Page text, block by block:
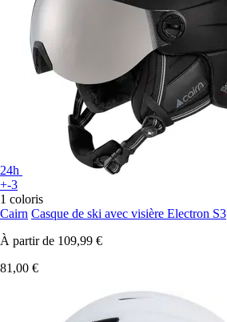
24h
+-3
1 coloris
Cairn Casque de ski avec visière Electron S3
À partir de 109,99 €
81,00 €